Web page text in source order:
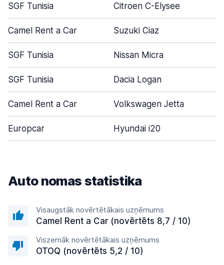
SGF Tunisia Citroen C-Elysee
Camel Rent a Car Suzuki Ciaz
SGF Tunisia Nissan Micra
SGF Tunisia Dacia Logan
Camel Rent a Car Volkswagen Jetta
Europcar Hyundai i20
Auto nomas statistika
Visaugstāk novērtētākais uzņēmums
Camel Rent a Car (novērtēts 8,7 / 10)
Viszemāk novērtētākais uzņēmums
OTOQ (novērtēts 5,2 / 10)